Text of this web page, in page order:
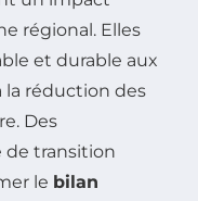
régional. Elles
et durable aux
la réduction des
Des
de transition
le bilan